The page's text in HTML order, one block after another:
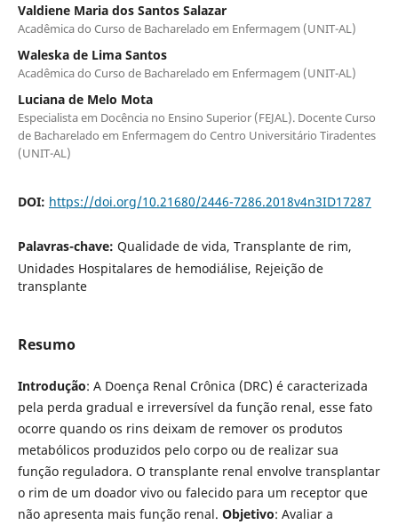
Valdiene Maria dos Santos Salazar
Acadêmica do Curso de Bacharelado em Enfermagem (UNIT-AL)
Waleska de Lima Santos
Acadêmica do Curso de Bacharelado em Enfermagem (UNIT-AL)
Luciana de Melo Mota
Especialista em Docência no Ensino Superior (FEJAL). Docente Curso
de Bacharelado em Enfermagem do Centro Universitário Tiradentes
(UNIT-AL)
DOI: https://doi.org/10.21680/2446-7286.2018v4n3ID17287
Palavras-chave: Qualidade de vida, Transplante de rim,
Unidades Hospitalares de hemodiálise, Rejeição de
transplante
Resumo
Introdução: A Doença Renal Crônica (DRC) é caracterizada
pela perda gradual e irreversível da função renal, esse fato
ocorre quando os rins deixam de remover os produtos
metabólicos produzidos pelo corpo ou de realizar sua
função reguladora. O transplante renal envolve transplantar
o rim de um doador vivo ou falecido para um receptor que
não apresenta mais função renal. Objetivo: Avaliar a